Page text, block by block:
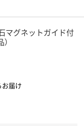
マグネットガイド付
届け